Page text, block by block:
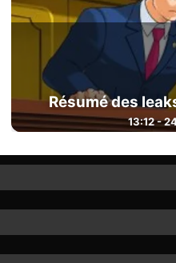
Résumé des
13:12 -